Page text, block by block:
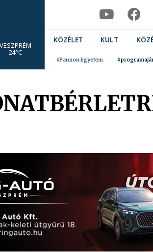
VESZPRÉM
24°C
KÖZÉLET KULT
#Pannon Egyetem